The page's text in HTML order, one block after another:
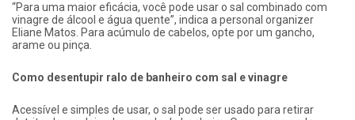
“Para uma maior eficácia, você pode usar o sal combinado com
vinagre de álcool e água quente”, indica a personal organizer
Eliane Matos. Para acúmulo de cabelos, opte por um gancho,
arame ou pinça.
Como desentupir ralo de banheiro com sal e vinagre
Acessível e simples de usar, o sal pode ser usado para retirar